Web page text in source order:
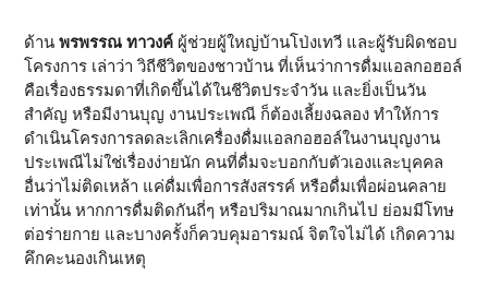
ด้านพรพรรณ ทาวงค์ ผู้ช่วยผู้ใหญ่บ้านโป่งเทวี และผู้รับผิดชอบ
โครงการ เล่าว่า วิถีชีวิตของชาวบ้าน ที่เห็นว่าการดื่มแอลกอฮอล์
คือเรื่องธรรมดาที่เกิดขึ้นได้ในชีวิตประจำวัน และยิ่งเป็นวัน
สำคัญ หรือมีงานบุญ งานประเพณี ก็ต้องเลี้ยงฉลอง ทำให้การ
ดำเนินโครงการลดละเลิกเครื่องดื่มแอลกอฮอล์ในงานบุญงาน
ประเพณีไม่ใช่เรื่องง่ายนัก คนที่ดื่มจะบอกกับตัวเองและบุคคล
อื่นว่าไม่ติดเหล้า แค่ดื่มเพื่อการสังสรรค์ หรือดื่มเพื่อผ่อนคลาย
เท่านั้น หากการดื่มติดกันถี่ๆ หรือปริมาณมากเกินไป ย่อมมีโทษ
ต่อร่ายกาย และบางครั้งก็ควบคุมอารมณ์ จิตใจไม่ได้ เกิดความ
คึกคะนองเกินเหตุ